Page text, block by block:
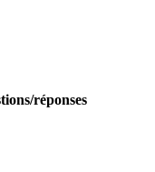
réponses